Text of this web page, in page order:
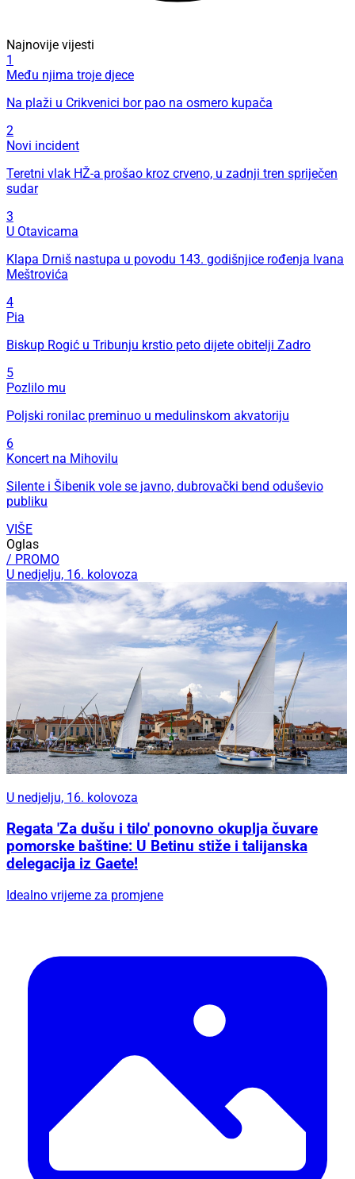
Najnovije vijesti
1
Među njima troje djece
Na plaži u Crikvenici bor pao na osmero kupača
2
Novi incident
Teretni vlak HŽ-a prošao kroz crveno, u zadnji tren spriječen
sudar
3
U Otavicama
Klapa Drniš nastupa u povodu 143. godišnjice rođenja Ivana
Meštrovića
4
Pia
Biskup Rogić u Tribunju krstio peto dijete obitelji Zadro
5
Pozlilo mu
Poljski ronilac preminuo u medulinskom akvatoriju
6
Koncert na Mihovilu
Silente i Šibenik vole se javno, dubrovački bend oduševio
publiku
VIŠE
Oglas
/ PROMO
U nedjelju, 16. kolovoza
U nedjelju, 16. kolovoza
Regata 'Za dušu i tilo' ponovno okuplja čuvare
pomorske baštine: U Betinu stiže i talijanska
delegacija iz Gaete!
Idealno vrijeme za promjene